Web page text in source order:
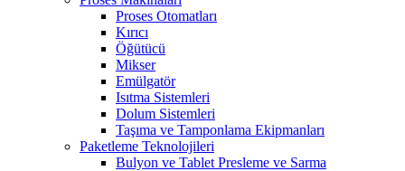
Proses Otomatları
Kırıcı
Öğütücü
Mikser
Emülgatör
Isıtma Sistemleri
Dolum Sistemleri
Taşıma ve Tamponlama Ekipmanları
Paketleme Teknolojileri
Bulyon ve Tablet Presleme ve Sarma